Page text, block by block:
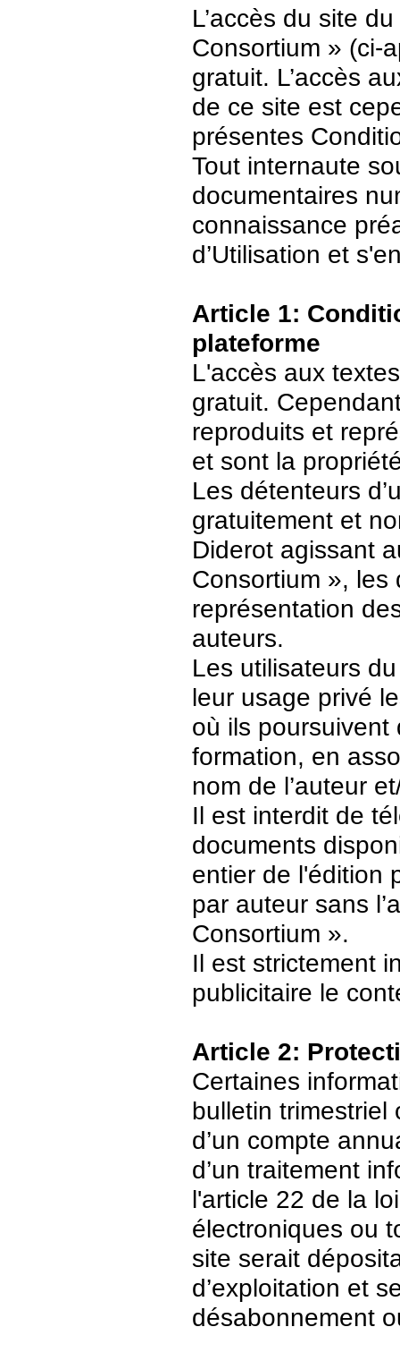
L’accès du site
Consortium » (ci-
gratuit. L’accès
de ce site est
présentes
Tout internaute
documentaires
connaissance
d’Utilisation et
Article 1:
plateforme
L'accès aux
gratuit.
reproduits et
et sont la
Les détenteurs
gratuitement et
Diderot agissant
Consortium », les
représentation
auteurs.
Les utilisateurs
leur usage privé
où ils
formation, en
nom de l’auteur
Il est interdit de
documents
entier de l'édition
par auteur sans
Consortium ».
Il est strictement
publicitaire le
Article 2:
Certaines
bulletin trimestriel
d’un compte
d’un traitement
l'article 22 de la
électroniques ou
site serait
d’exploitation et
désabonnement